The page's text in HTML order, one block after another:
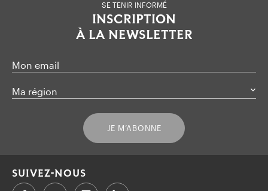
SE TENIR INFORMÉ
INSCRIPTION
À LA NEWSLETTER
Mon email
Ma région
JE M’ABONNE
SUIVEZ-NOUS